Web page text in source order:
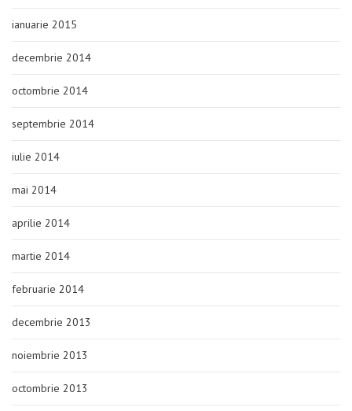
ianuarie 2015
decembrie 2014
octombrie 2014
septembrie 2014
iulie 2014
mai 2014
aprilie 2014
martie 2014
februarie 2014
decembrie 2013
noiembrie 2013
octombrie 2013